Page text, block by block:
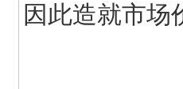
因此造就市场